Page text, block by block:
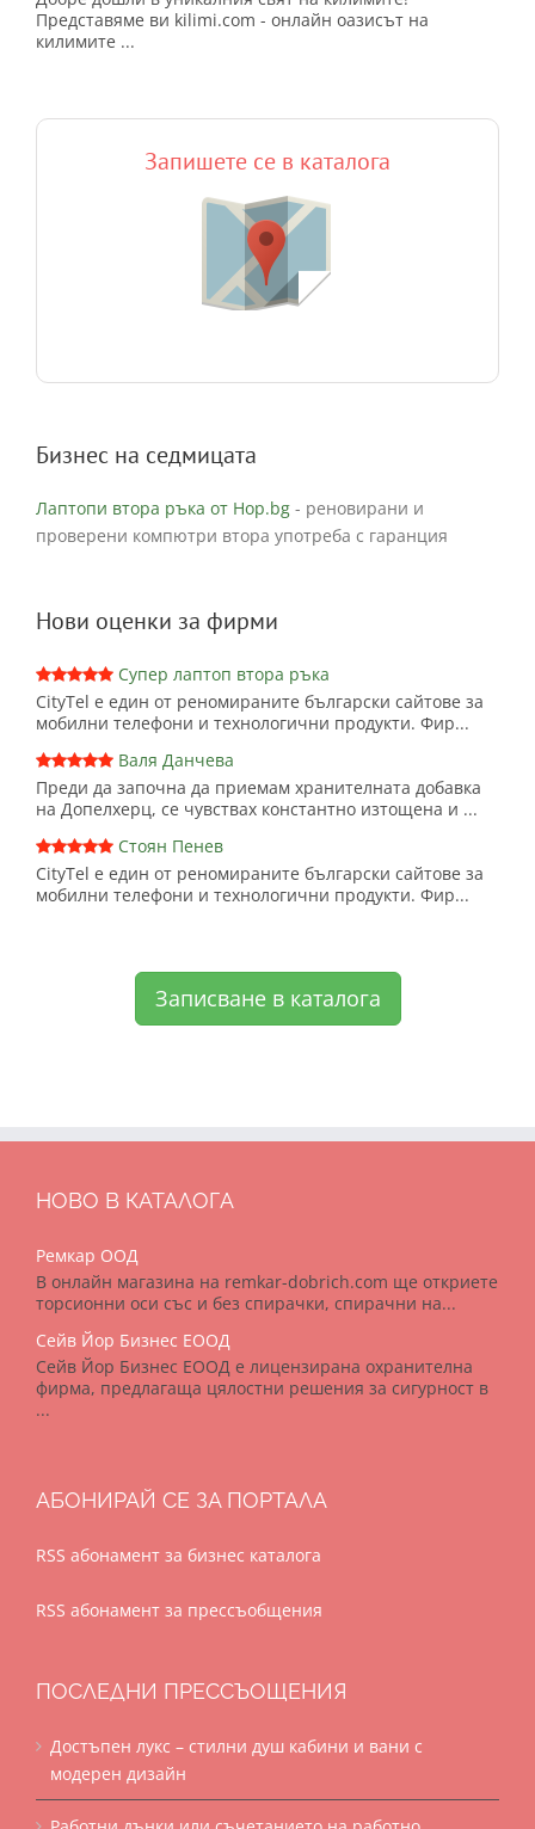
Представяме ви kilimi.com - онлайн оазисът на
килимите ...
Запишете се в каталога
Бизнес на седмицата
Лаптопи втора ръка от Hop.bg - реновирани и
проверени компютри втора употреба с гаранция
Нови оценки за фирми
Супер лаптоп втора ръка
CityTel е един от реномираните български сайтове за
мобилни телефони и технологични продукти. Фир...
Валя Данчева
Преди да започна да приемам хранителната добавка
на Допелхерц, се чувствах константно изтощена и ...
Стоян Пенев
CityTel е един от реномираните български сайтове за
мобилни телефони и технологични продукти. Фир...
Записване в каталога
НОВО В КАТАЛОГА
Ремкар ООД
В онлайн магазина на remkar-dobrich.com ще откриете
торсионни оси със и без спирачки, спирачни на...
Сейв Йор Бизнес ЕООД
Сейв Йор Бизнес ЕООД е лицензирана охранителна
фирма, предлагаща цялостни решения за сигурност в
...
АБОНИРАЙ СЕ ЗА ПОРТАЛА
RSS абонамент за бизнес каталога
RSS абонамент за прессъобщения
ПОСЛЕДНИ ПРЕССЪОЩЕНИЯ
Достъпен лукс – стилни душ кабини и вани с
модерен дизайн